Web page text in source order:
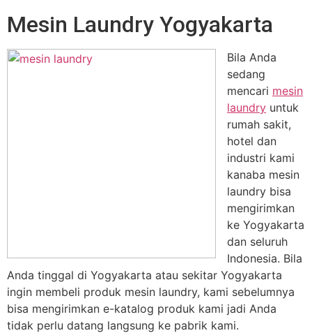
Mesin Laundry Yogyakarta
Bila Anda
sedang
mencari mesin
laundry untuk
rumah sakit,
hotel dan
industri kami
kanaba mesin
laundry bisa
mengirimkan
ke Yogyakarta
dan seluruh
Indonesia. Bila
Anda tinggal di Yogyakarta atau sekitar Yogyakarta
ingin membeli produk mesin laundry, kami sebelumnya
bisa mengirimkan e-katalog produk kami jadi Anda
tidak perlu datang langsung ke pabrik kami.